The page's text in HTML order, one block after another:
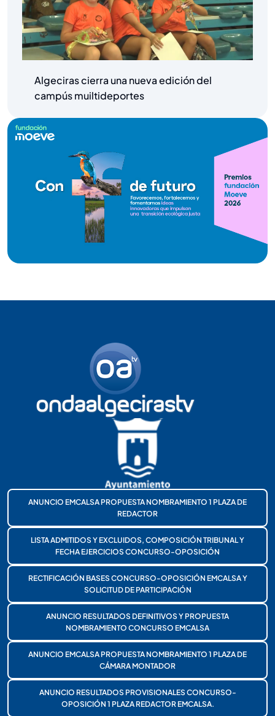
Algeciras cierra una nueva edición del
campús muiltideportes
ANUNCIO EMCALSA PROPUESTA NOMBRAMIENTO 1 PLAZA DE
REDACTOR
LISTA ADMITIDOS Y EXCLUIDOS, COMPOSICIÓN TRIBUNAL Y
FECHA EJERCICIOS CONCURSO-OPOSICIÓN
RECTIFICACIÓN BASES CONCURSO-OPOSICIÓN EMCALSA Y
SOLICITUD DE PARTICIPACIÓN
ANUNCIO RESULTADOS DEFINITIVOS Y PROPUESTA
NOMBRAMIENTO CONCURSO EMCALSA
ANUNCIO EMCALSA PROPUESTA NOMBRAMIENTO 1 PLAZA DE
CÁMARA MONTADOR
ANUNCIO RESULTADOS PROVISIONALES CONCURSO-
OPOSICIÓN 1 PLAZA REDACTOR EMCALSA.